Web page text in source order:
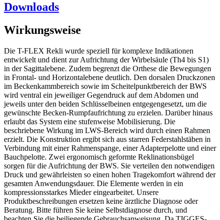
Downloads
Wirkungsweise
Die T-FLEX Rekli wurde speziell für komplexe Indikationen
entwickelt und dient zur Aufrichtung der Wirbelsäule (Th4 bis S1)
in der Sagittalebene. Zudem begrenzt die Orthese die Bewegungen
in Frontal- und Horizontalebene deutlich. Den dorsalen Druckzonen
im Beckenkammbereich sowie im Scheitelpunktbereich der BWS
wird ventral ein jeweiliger Gegendruck auf dem Abdomen und
jeweils unter den beiden Schlüsselbeinen entgegengesetzt, um die
gewünschte Becken-Rumpfaufrichtung zu erzielen. Darüber hinaus
erlaubt das System eine stufenweise Mobilisierung. Die
beschriebene Wirkung im LWS-Bereich wird durch einen Rahmen
erzielt. Die Konstruktion ergibt sich aus starren Federstahlstäben in
Verbindung mit einer Rahmenspange, einer Adapterpelotte und einer
Bauchpelotte. Zwei ergonomisch geformte Reklinationsbügel
sorgen für die Aufrichtung der BWS. Sie verteilen den notwendigen
Druck und gewährleisten so einen hohen Tragekomfort während der
gesamten Anwendungsdauer. Die Elemente werden in ein
kompressionsstarkes Mieder eingearbeitet. Unsere
Produktbeschreibungen ersetzen keine ärztliche Diagnose oder
Beratung. Bitte führen Sie keine Selbstdiagnose durch, und